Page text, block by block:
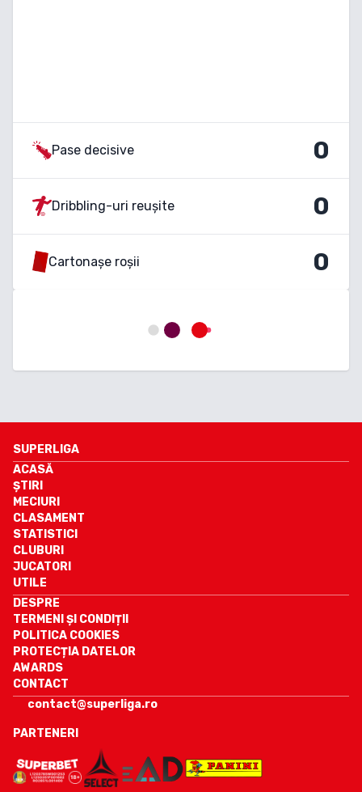
Pase decisive 0
Dribbling-uri reușite 0
Cartonașe roșii 0
SUPERLIGA
ACASĂ
ȘTIRI
MECIURI
CLASAMENT
STATISTICI
CLUBURI
JUCATORI
UTILE
DESPRE
TERMENI ȘI CONDIȚII
POLITICA COOKIES
PROTECȚIA DATELOR
AWARDS
CONTACT
contact@superliga.ro
PARTENERI